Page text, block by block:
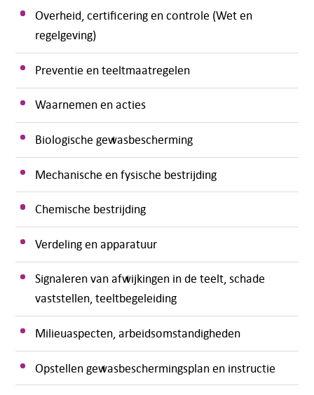
Overheid, certificering en controle (Wet en
regelgeving)
Preventie en teeltmaatregelen
Waarnemen en acties
Biologische gewasbescherming
Mechanische en fysische bestrijding
Chemische bestrijding
Verdeling en apparatuur
Signaleren van afwijkingen in de teelt, schade
vaststellen, teeltbegeleiding
Milieuaspecten, arbeidsomstandigheden
Opstellen gewasbeschermingsplan en instructie